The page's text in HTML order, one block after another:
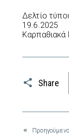
Δελτίο
19.6.2025
Καρπαθιακά
Share